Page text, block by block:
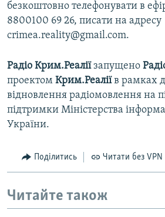
безкоштовно телефонувати в
8800100 69 26, писати на адресу
crimea.reality@gmail.com.
Радіо Крим.Реаліїзапущено
проектом Крим.Реаліїв рамках
відновлення радіомовлення на
підтримки Міністерства
України.
Поділитись Читати без VPN
Читайте також